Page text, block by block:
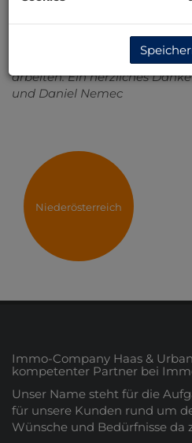
bei den Terminen (auch
anders planen als die
bei unsere nächsten
arbeiten. Ein herzliches
und Daniel Nemec
Niederösterreich
Immo-Company Haas &
kompetenter Partner bei
Unser Name steht für die
für unsere Kunden rund um
Wünsche und Bedürfnisse da